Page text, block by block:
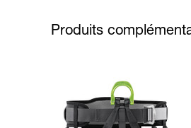
Produits